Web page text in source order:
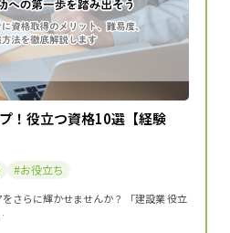
！役立つ資格10選【経験
お役立ち
さらに輝かせませんか？ 「建設業 役立